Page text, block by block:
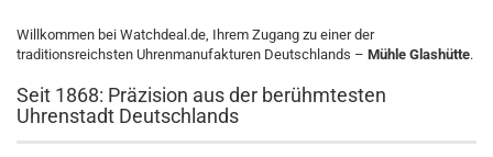
Willkommen bei Watchdeal.de, Ihrem Zugang zu einer der
traditionsreichsten Uhrenmanufakturen Deutschlands – Mühle Glashütte.
Seit 1868: Präzision aus der berühmtesten
Uhrenstadt Deutschlands